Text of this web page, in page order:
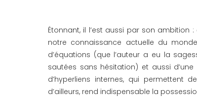
Étonnant, il l’est aussi par son ambition
notre connaissance actuelle du
d’équations (que l’auteur a eu la
sautées sans hésitation) et aussi
d’hyperliens internes, qui
d’ailleurs, rend indispensable la